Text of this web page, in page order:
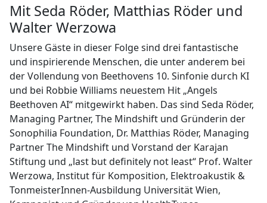
mit Seda Röder, Matthias Röder und
Walter Werzowa
Unsere Gäste in dieser Folge sind drei fantastische
und inspirierende Menschen, die unter anderem bei
der Vollendung von Beethovens 10. Sinfonie durch KI
und bei Robbie Williams neuestem Hit „Angels
Beethoven AI“ mitgewirkt haben. Das sind Seda Röder,
Managing Partner, The Mindshift und Gründerin der
Sonophilia Foundation, Dr. Matthias Röder, Managing
Partner The Mindshift und Vorstand der Karajan
Stiftung und „last but definitely not least“ Prof. Walter
Werzowa, Institut für Komposition, Elektroakustik &
TonmeisterInnen-Ausbildung Universität Wien,